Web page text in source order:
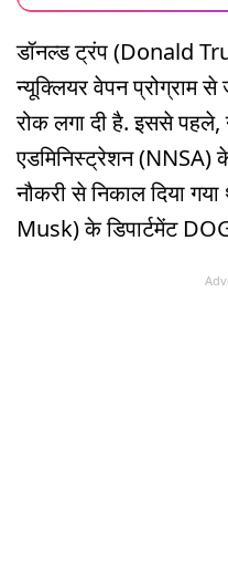
डॉनल्ड ट्रंप (Donald
न्यूक्लियर वेपन प्रोग्राम से
रोक लगा दी है. इससे पहले,
एडमिनिस्ट्रेशन (NNSA)
नौकरी से निकाल दिया
Musk) के डिपार्टमेंट